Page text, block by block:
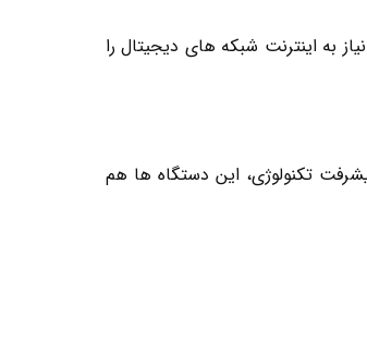
به اینترنت شبکه های دیجیتال را
تکنولوژی، این دستگاه ها هم